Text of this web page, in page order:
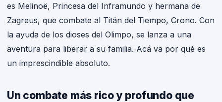
es Melinoë, Princesa del Inframundo y hermana de
Zagreus, que combate al Titán del Tiempo, Crono. Con
la ayuda de los dioses del Olimpo, se lanza a una
aventura para liberar a su familia. Acá va por qué es
un imprescindible absoluto.
Un combate más rico y profundo que